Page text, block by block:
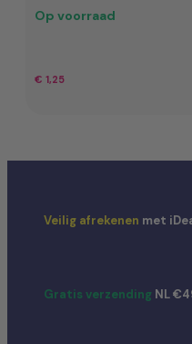
Op voorraad
€ 1,25
Veilig afrekenen met
Gratis verzending NL